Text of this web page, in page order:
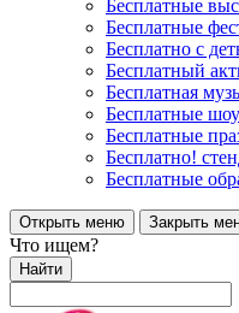
Бесплатные
Бесплатные
Бесплатно с
Бесплатный
Бесплатная
Бесплатные
Бесплатные
Бесплатно!
Бесплатные
Открыть меню Закрыть
Что ищем?
Найти